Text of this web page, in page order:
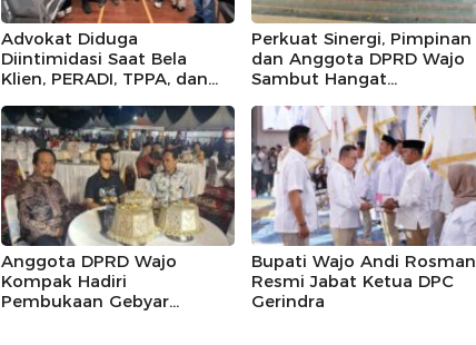
Advokat Diduga
Diintimidasi Saat Bela
Klien, PERADI, TPPA, dan
Polda Riau Usut Tuntas
Dugaan Premanisme
Perkuat Sinergi, Pimpinan
dan Anggota DPRD Wajo
Sambut Hangat
Kapolres Wajo yang Baru,
Anggota DPRD Wajo
Kompak Hadiri
Pembukaan Gebyar
Bupati Wajo Andi Rosman
Resmi Jabat Ketua DPC
Gerindra